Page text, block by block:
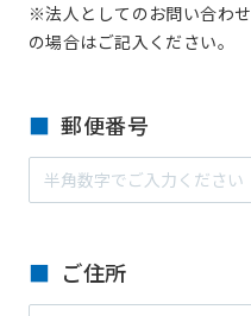
※法人としてのお問い合わせ
の場合はご記入ください。
郵便番号
ご住所